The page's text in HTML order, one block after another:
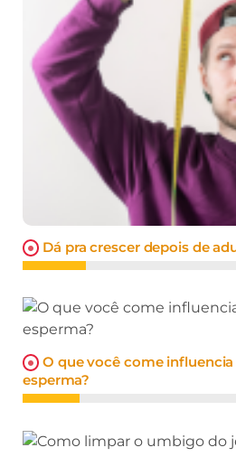
Dá pra crescer depois de
O que você come
esperma?